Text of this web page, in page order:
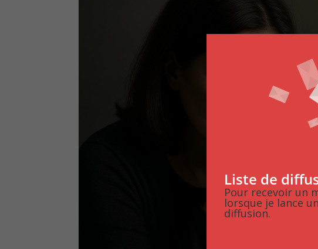
Liste de
Pour recevoir un
lorsque je lance
diffusion.